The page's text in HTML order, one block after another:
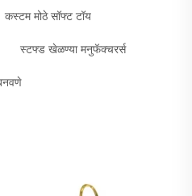
कस्टम मोठे सॉफ्ट टॉय
स्टफ्ड खेळण्या मनुफॅक्चरर्स